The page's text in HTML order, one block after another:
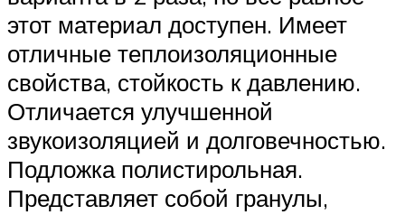
этот материал доступен. Имеет
отличные теплоизоляционные
свойства, стойкость к давлению.
Отличается улучшенной
звукоизоляцией и долговечностью.
Подложка полистирольная.
Представляет собой гранулы,